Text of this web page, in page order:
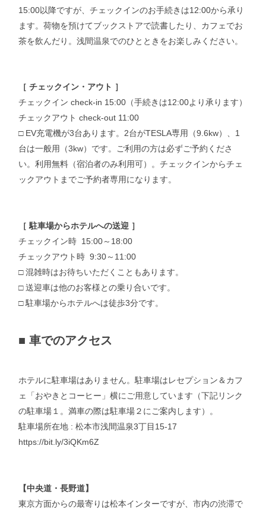
15:00以降ですが、チェックインのお手続きは12:00から承り
ます。荷物を預けてブックストアで読書したり、カフェでお
茶を飲んだり。浅間温泉でのひとときをお楽しみください。
［ チェックイン・アウト ］
チェックイン check-in 15:00（手続きは12:00より承ります）
チェックアウト check-out 11:00
□ EV充電機が3台あります。2台がTESLA専用（9.6kw）、1
台は一般用（3kw）です。ご利用の方は必ずご予約くださ
い。利用無料（宿泊者のみ利用可）。チェックインからチェ
ックアウトまでご予約者専用になります。
［ 駐車場からホテルへの送迎 ］
チェックイン時 15:00～18:00
チェックアウト時 9:30～11:00
□ 混雑時はお待ちいただくこともあります。
□ 送迎車は他のお客様との乗り合いです。
□ 駐車場からホテルへは徒歩3分です。
■車でのアクセス
ホテルに駐車場はありません。駐車場はレセプション＆カフ
ェ「おやきとコーヒー」横にご用意しています（下記リンク
の駐車場１。満車の際は駐車場２にご案内します）。
駐車場所在地 : 松本市浅間温泉3丁目15-17
https://bit.ly/3iQKm6Z
【中央道・長野道】
東京方面からの最寄りは松本インターですが、市内の渋滞で